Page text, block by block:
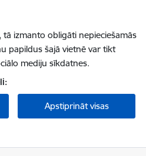
izmanto obligāti nepieciešamās
papildus šajā vietnē var tikt
mediju sīkdatnes.
Apstiprināt visas